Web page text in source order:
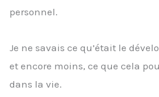
personnel.
Je ne savais ce qu’était le
et encore moins, ce que cela
dans la vie.